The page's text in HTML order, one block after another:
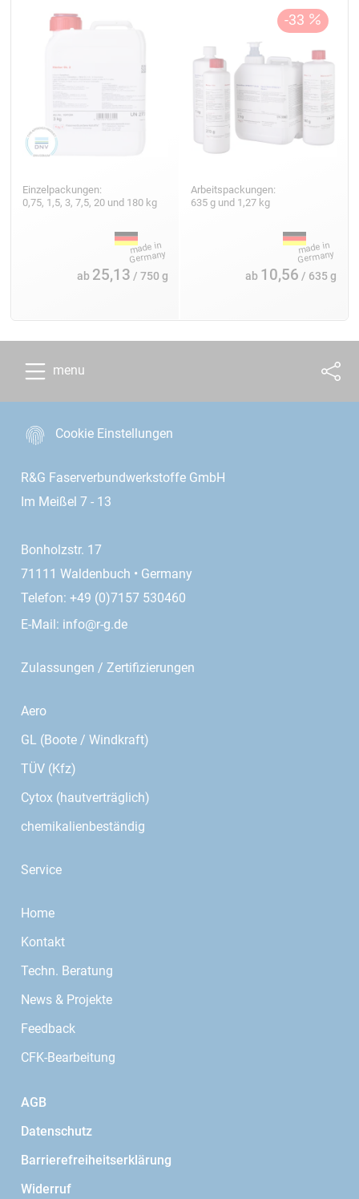
Einzelpackungen:
0,75, 1,5, 3, 7,5, 20 und 180 kg
ab 25,13 / 750 g
Arbeitspackungen:
635 g und 1,27 kg
ab 10,56 / 635 g
menu
Cookie Einstellungen
R&G Faserverbundwerkstoffe GmbH
Im Meißel 7 - 13
Bonholzstr. 17
71111 Waldenbuch • Germany
Telefon: +49 (0)7157 530460
E-Mail: info@r-g.de
Zulassungen / Zertifizierungen
Aero
GL (Boote / Windkraft)
TÜV (Kfz)
Cytox (hautverträglich)
chemikalienbeständig
Service
Home
Kontakt
Techn. Beratung
News & Projekte
Feedback
CFK-Bearbeitung
AGB
Datenschutz
Barrierefreiheitserklärung
Widerruf